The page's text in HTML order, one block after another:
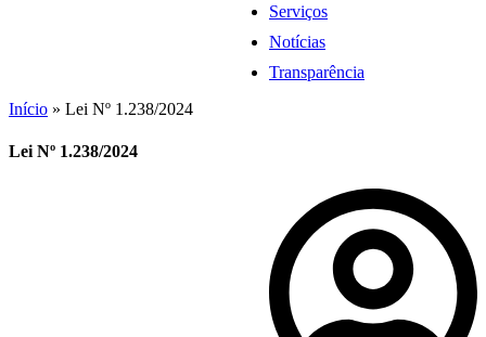
Serviços
Notícias
Transparência
Início » Lei Nº 1.238/2024
Lei Nº 1.238/2024